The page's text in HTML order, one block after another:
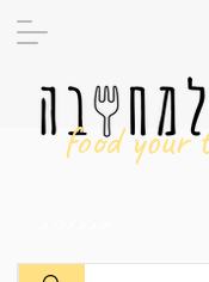
food your